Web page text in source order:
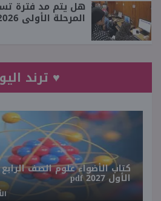
هل يتم مد فترة
المرحلة الأولى 2026؟
♥ ترند
كتاب الأضواء علوم الصف الرابع
الأول 2027 pdf